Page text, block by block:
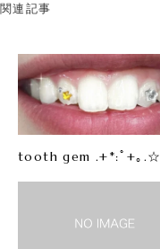
関連記事
tooth gem .+*:ﾟ+｡.☆